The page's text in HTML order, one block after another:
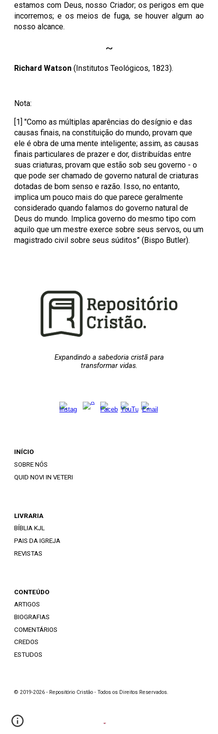
estamos com Deus, nosso Criador; os perigos em que
incorremos; e os meios de fuga, se houver algum ao
nosso alcance.
~
Richard Watson(Institutos Teológicos, 1823).
Nota:
[1] "Como as múltiplas aparências do desígnio e das
causas finais, na constituição do mundo, provam que
ele é obra de uma mente inteligente; assim, as causas
finais particulares de prazer e dor, distribuídas entre
suas criaturas, provam que estão sob seu governo - o
que pode ser chamado de governo natural de criaturas
dotadas de bom senso e razão. Isso, no entanto,
implica um pouco mais do que parece geralmente
considerado quando falamos do governo natural de
Deus do mundo. Implica governo do mesmo tipo com
aquilo que um mestre exerce sobre seus servos, ou um
magistrado civil sobre seus súditos” (Bispo Butler).
Expandindo a sabedoria cristã para
transformar vidas.
INÍCIO
SOBRE NÓS
QUID NOVI IN VETERI
LIVRARIA
BÍBLIA KJL
PAIS DA IGREJA
REVISTAS
CONTEÚDO
ARTIGOS
BIOGRAFIAS
COMENTÁRIOS
CREDOS
ESTUDOS
© 2019-2026 - Repositório Cristão - Todos os Direitos Reservados.